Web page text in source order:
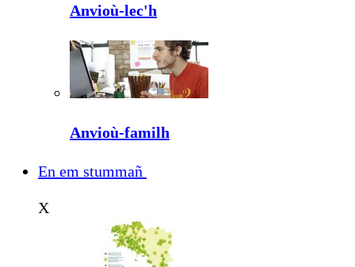
Anvioù-lec'h
Anvioù-familh
En em stummañ
X